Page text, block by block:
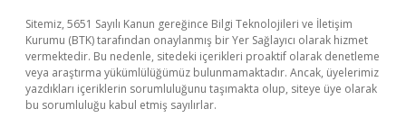
Sitemiz, 5651 Sayılı Kanun gereğince Bilgi Teknolojileri ve İletişim
Kurumu (BTK) tarafından onaylanmış bir Yer Sağlayıcı olarak hizmet
vermektedir. Bu nedenle, sitedeki içerikleri proaktif olarak denetleme
veya araştırma yükümlülüğümüz bulunmamaktadır. Ancak, üyelerimiz
yazdıkları içeriklerin sorumluluğunu taşımakta olup, siteye üye olarak
bu sorumluluğu kabul etmiş sayılırlar.